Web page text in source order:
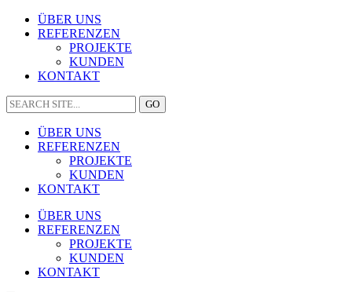
ÜBER UNS
REFERENZEN
PROJEKTE
KUNDEN
KONTAKT
ÜBER UNS
REFERENZEN
PROJEKTE
KUNDEN
KONTAKT
ÜBER UNS
REFERENZEN
PROJEKTE
KUNDEN
KONTAKT